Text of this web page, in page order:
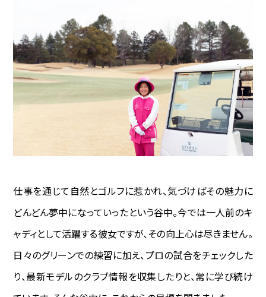
仕事を通じて自然とゴルフに惹かれ、気づけばその魅力に
どんどん夢中になっていったという谷中。今では一人前のキ
ャディとして活躍する彼女ですが、その向上心は尽きません。
日々のグリーンでの練習に加え、プロの試合をチェックした
り、最新モデルのクラブ情報を収集したりと、常に学び続け